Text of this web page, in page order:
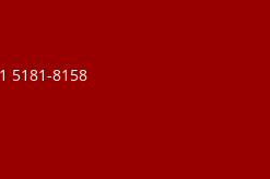
5181-8158